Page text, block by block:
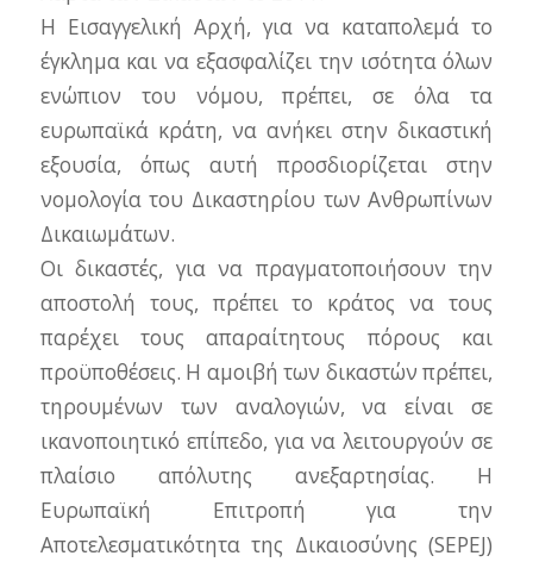
Η Εισαγγελική Αρχή, για να καταπολεμά το
έγκλημα και να εξασφαλίζει την ισότητα όλων
ενώπιον του νόμου, πρέπει, σε όλα τα
ευρωπαϊκά κράτη, να ανήκει στην δικαστική
εξουσία, όπως αυτή προσδιορίζεται στην
νομολογία του Δικαστηρίου των Ανθρωπίνων
Δικαιωμάτων.
Οι δικαστές, για να πραγματοποιήσουν την
αποστολή τους, πρέπει το κράτος να τους
παρέχει τους απαραίτητους πόρους και
προϋποθέσεις. Η αμοιβή των δικαστών πρέπει,
τηρουμένων των αναλογιών, να είναι σε
ικανοποιητικό επίπεδο, για να λειτουργούν σε
πλαίσιο απόλυτης ανεξαρτησίας. Η
Ευρωπαϊκή Επιτροπή για την
Αποτελεσματικότητα της Δικαιοσύνης (SEPEJ)